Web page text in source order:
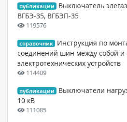
публикации
Выключатель
ВГБЭ-35, ВГБЭП-35
119576
справочник
Инструкция по
соединений шин между собой и
электротехнических устройств
114409
публикации
Выключатели
10 кВ
111085